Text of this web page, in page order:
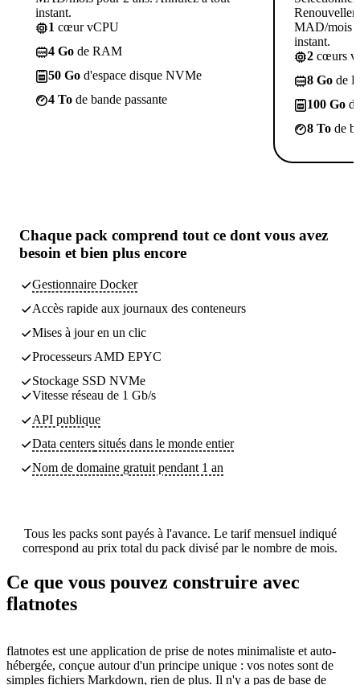
instant.
1 cœur vCPU
4 Go de RAM
50 Go d'espace disque NVMe
4 To de bande passante
MAD/mois
instant.
2 cœurs
8 Go de
100 Go
8 To de
Chaque pack comprend tout ce dont vous avez
besoin et bien plus encore
Gestionnaire Docker
Accès rapide aux journaux des conteneurs
Mises à jour en un clic
Processeurs AMD EPYC
Stockage SSD NVMe
Vitesse réseau de 1 Gb/s
API publique
Data centers situés dans le monde entier
Nom de domaine gratuit pendant 1 an
Tous les packs sont payés à l'avance. Le tarif mensuel indiqué
correspond au prix total du pack divisé par le nombre de mois.
Ce que vous pouvez construire avec
flatnotes
flatnotes est une application de prise de notes minimaliste et auto-
hébergée, conçue autour d'un principe unique : vos notes sont de
simples fichiers Markdown, rien de plus. Il n'y a pas de base de